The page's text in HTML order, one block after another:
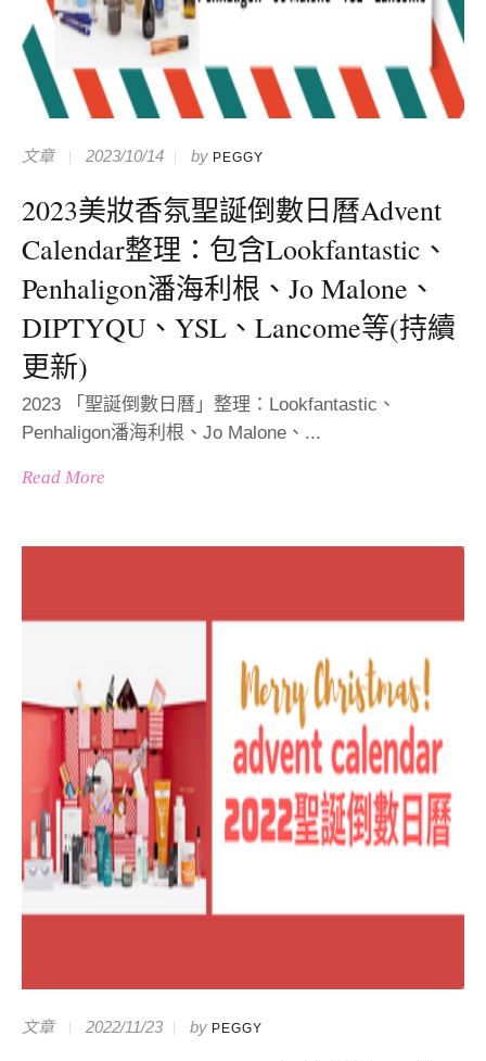
文章 2023/10/14 by PEGGY
2023美妝香氛聖誕倒數日曆Advent
Calendar整理：包含Lookfantastic、
Penhaligon潘海利根、Jo Malone、
DIPTYQU、YSL、Lancome等(持續
更新)
2023 「聖誕倒數日曆」整理：Lookfantastic、
Penhaligon潘海利根、Jo Malone、...
Read More
文章 2022/11/23 by PEGGY